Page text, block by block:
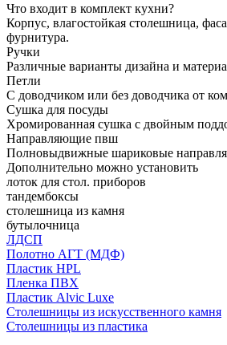
Что входит в комплект кухни?
Корпус, влагостойкая столешница,
фурнитура.
Ручки
Различные варианты дизайна и
Петли
С доводчиком или без доводчика от
Сушка для посуды
Хромированная сушка с двойным
Направляющие пвш
Полновыдвижные шариковые
Дополнительно можно установить
лоток для стол. приборов
тандембоксы
столешница из камня
бутылочница
ЛДСП
Полотно АГТ (МДФ)
Пластик HPL
Пленка ПВХ
Пластик Alvic Luxe
Столешницы из искусственного камня
Столешницы из пластика